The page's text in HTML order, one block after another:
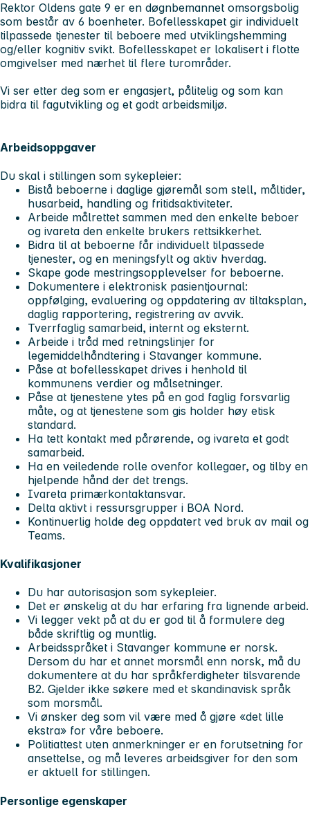
Rektor Oldens gate 9 er en døgnbemannet omsorgsbolig
som består av 6 boenheter. Bofellesskapet gir individuelt
tilpassede tjenester til beboere med utviklingshemming
og/eller kognitiv svikt. Bofellesskapet er lokalisert i flotte
omgivelser med nærhet til flere turområder.
Vi ser etter deg som er engasjert, pålitelig og som kan
bidra til fagutvikling og et godt arbeidsmiljø.
Arbeidsoppgaver
Du skal i stillingen som sykepleier:
Bistå beboerne i daglige gjøremål som stell, måltider,
husarbeid, handling og fritidsaktiviteter.
Arbeide målrettet sammen med den enkelte beboer
og ivareta den enkelte brukers rettsikkerhet.
Bidra til at beboerne får individuelt tilpassede
tjenester, og en meningsfylt og aktiv hverdag.
Skape gode mestringsopplevelser for beboerne.
Dokumentere i elektronisk pasientjournal:
oppfølging, evaluering og oppdatering av tiltaksplan,
daglig rapportering, registrering av avvik.
Tverrfaglig samarbeid, internt og eksternt.
Arbeide i tråd med retningslinjer for
legemiddelhåndtering i Stavanger kommune.
Påse at bofellesskapet drives i henhold til
kommunens verdier og målsetninger.
Påse at tjenestene ytes på en god faglig forsvarlig
måte, og at tjenestene som gis holder høy etisk
standard.
Ha tett kontakt med pårørende, og ivareta et godt
samarbeid.
Ha en veiledende rolle ovenfor kollegaer, og tilby en
hjelpende hånd der det trengs.
Ivareta primærkontaktansvar.
Delta aktivt i ressursgrupper i BOA Nord.
Kontinuerlig holde deg oppdatert ved bruk av mail og
Teams.
Kvalifikasjoner
Du har autorisasjon som sykepleier.
Det er ønskelig at du har erfaring fra lignende arbeid.
Vi legger vekt på at du er god til å formulere deg
både skriftlig og muntlig.
Arbeidsspråket i Stavanger kommune er norsk.
Dersom du har et annet morsmål enn norsk, må du
dokumentere at du har språkferdigheter tilsvarende
B2. Gjelder ikke søkere med et skandinavisk språk
som morsmål.
Vi ønsker deg som vil være med å gjøre «det lille
ekstra» for våre beboere.
Politiattest uten anmerkninger er en forutsetning for
ansettelse, og må leveres arbeidsgiver for den som
er aktuell for stillingen.
Personlige egenskaper